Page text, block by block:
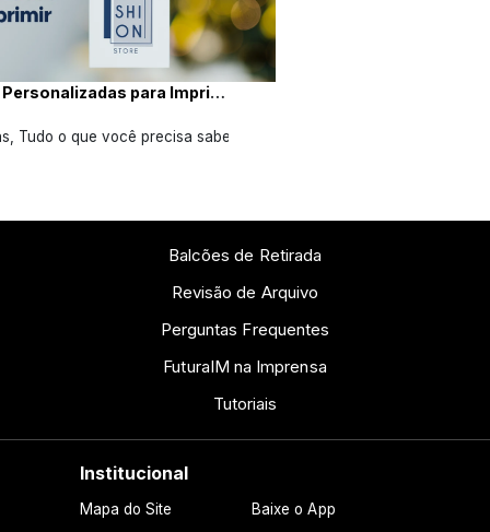
10 Dicas de Tags Personalizadas para Imprimir
Tudo o que você precisa saber sobre Tags, leia e confira nossas
Balcões de Retirada
Revisão de Arquivo
Perguntas Frequentes
FuturaIM na Imprensa
Tutoriais
Institucional
Mapa do Site Baixe o App